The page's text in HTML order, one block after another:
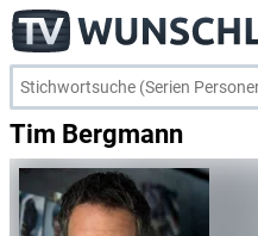
Tim Bergmann